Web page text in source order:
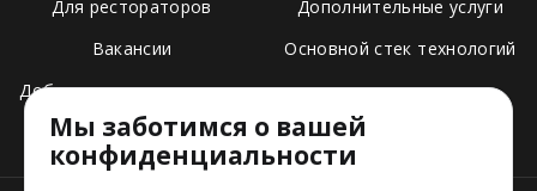
Для рестораторов
Вакансии
Добавить свое заведение
Тарифы
Дополнительные услуги
Основной стек технологий
Мы заботимся о вашей
конфиденциальности